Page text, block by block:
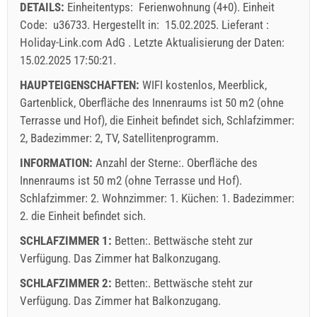
von Personen
Angebote:
Holiday-Link zahlt: 13.09.2025 - 31.12.2026 / - 10 %
Obligatorisch:Anmeldung der Gäste (01.07. - 31.08): 10
EUR (once - per_person), Anmeldung der Gäste (01.01 -
30.06. / 01.09. - 31.12.): 5 EUR (once - per_person)
31
Lieferbedingungen des Lieferanten
DETAILS: Einheitentyps: Ferienwohnung (4+0). Einheit
Code: u36733. Hergestellt in: 15.02.2025. Lieferant :
Holiday-Link.com AdG . Letzte Aktualisierung der Daten:
15.02.2025 17:50:21.
HAUPTEIGENSCHAFTEN: WIFI kostenlos, Meerblick,
Gartenblick, Oberfläche des Innenraums ist 50 m2 (ohne
Terrasse und Hof), die Einheit befindet sich, Schlafzimmer:
2, Badezimmer: 2, TV, Satellitenprogramm.
INFORMATION: Anzahl der Sterne:. Oberfläche des
Innenraums ist 50 m2 (ohne Terrasse und Hof).
Schlafzimmer: 2. Wohnzimmer: 1. Küchen: 1. Badezimmer:
2. die Einheit befindet sich.
SCHLAFZIMMER 1: Betten:. Bettwäsche steht zur
Verfügung. Das Zimmer hat Balkonzugang.
SCHLAFZIMMER 2: Betten:. Bettwäsche steht zur
Verfügung. Das Zimmer hat Balkonzugang.